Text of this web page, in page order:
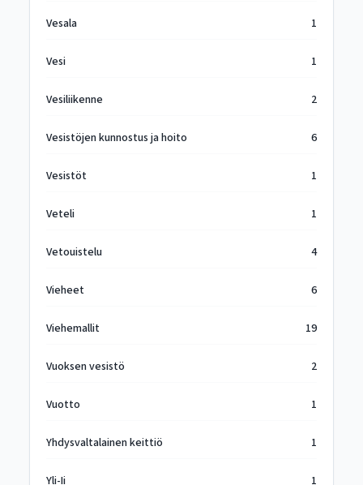
Vesala 1
Vesi 1
Vesiliikenne 2
Vesistöjen kunnostus ja hoito 6
Vesistöt 1
Veteli 1
Vetouistelu 4
Vieheet 6
Viehemallit 19
Vuoksen vesistö 2
Vuotto 1
Yhdysvaltalainen keittiö 1
Yli-Ii 1